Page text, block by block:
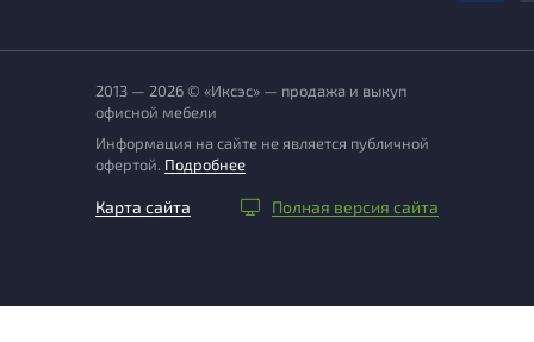
2013 — 2026 © «Иксэс» — продажа и выкуп
офисной мебели
Информация на сайте не является публичной
офертой. Подробнее
Карта сайта Полная версия сайта